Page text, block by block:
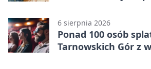
6 sierpnia 2026
Ponad 100 osób
Tarnowskich Gór z